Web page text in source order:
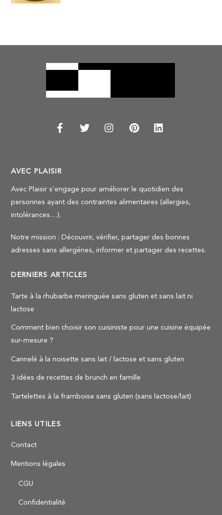
AVEC PLAISIR
Avec Plaisir s’engage pour améliorer le quotidien des
personnes ayant des contraintes alimentaires (allergies,
intolérances…).
Notre mission : Découvrir, vérifier, partager des bonnes
adresses sans allergènes, informer et partager des recettes.
DERNIERS ARTICLES
Tarte à la rhubarbe meringuée sans gluten et sans lait ni
lactose
Comment bien choisir son cuisiniste pour une cuisine équipée
sur-mesure ?
Cannelé à la noisette sans lait / lactose et sans gluten
3 idées de recettes de brunch en famille
Tartelettes à la framboise sans gluten (sans lactose/lait)
LIENS UTILES
Contact
Mentions légales
CGU
Confidentialité